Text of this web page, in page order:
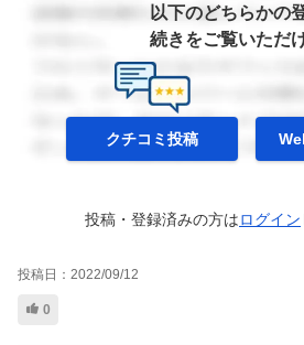
以下のどちらかの
続きをご覧いただ
クチコミ投稿
投稿・登録済みの方はログイン
投稿日： 2022/09/12
0